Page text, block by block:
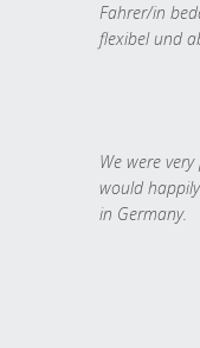
Fahrer/in
flexibel und
We were
would
in Germany.